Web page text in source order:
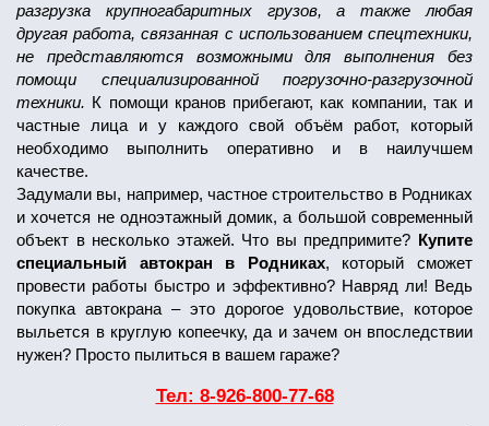
разгрузка крупногабаритных грузов, а также любая
другая работа, связанная с использованием спецтехники,
не представляются возможными для выполнения без
помощи специализированной погрузочно-разгрузочной
техники. К помощи кранов прибегают, как компании, так и
частные лица и у каждого свой объём работ, который
необходимо выполнить оперативно и в наилучшем
качестве.
Задумали вы, например, частное строительство в Родниках
и хочется не одноэтажный домик, а большой современный
объект в несколько этажей. Что вы предпримите? Купите
специальный автокран в Родниках, который сможет
провести работы быстро и эффективно? Навряд ли! Ведь
покупка автокрана – это дорогое удовольствие, которое
выльется в круглую копеечку, да и зачем он впоследствии
нужен? Просто пылиться в вашем гараже?
Тел: 8-926-800-77-68